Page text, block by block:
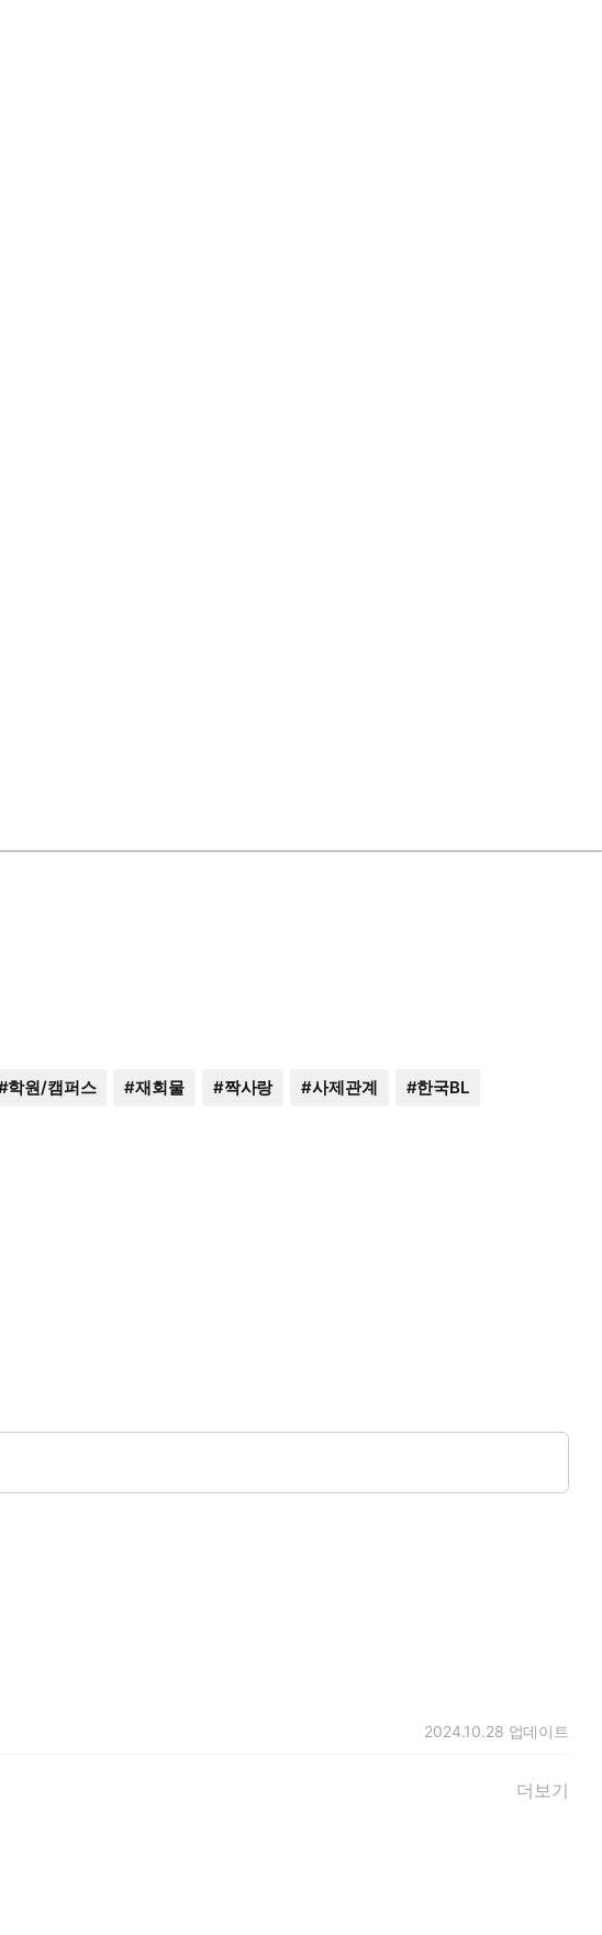
학원/캠퍼스 #재회물 #짝사랑 #사제관계 #한국BL
렸다?
2024.10.28 업데이트
더보기